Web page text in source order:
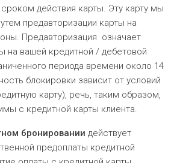
действия карты. Эту карту мы
предавторизации карты на
Предавторизация означает
на вашей кредитной / дебетовой
периода времени около 14
блокировки зависит от условий
карту), речь, таким образом,
с кредитной карты клиента.
бронировании действует
предоплаты кредитной